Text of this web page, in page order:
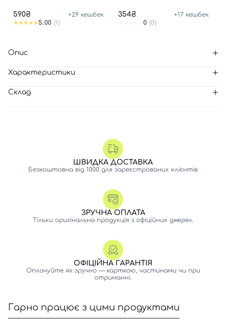
590₴ +29 кешбек
5.00 (1)
354₴ +17 кешбек
0 (0)
Опис
Характеристики
Склад
ШВИДКА ДОСТАВКА
Безкоштовна від 1000 для зареєстрованих клієнтів
ЗРУЧНА ОПЛАТА
Тільки оригінальна продукція з офіційних джерел.
ОФІЦІЙНА ГАРАНТІЯ
Оплачуйте як зручно — карткою, частинами чи при
отриманні.
Гарно працює з цими продуктами